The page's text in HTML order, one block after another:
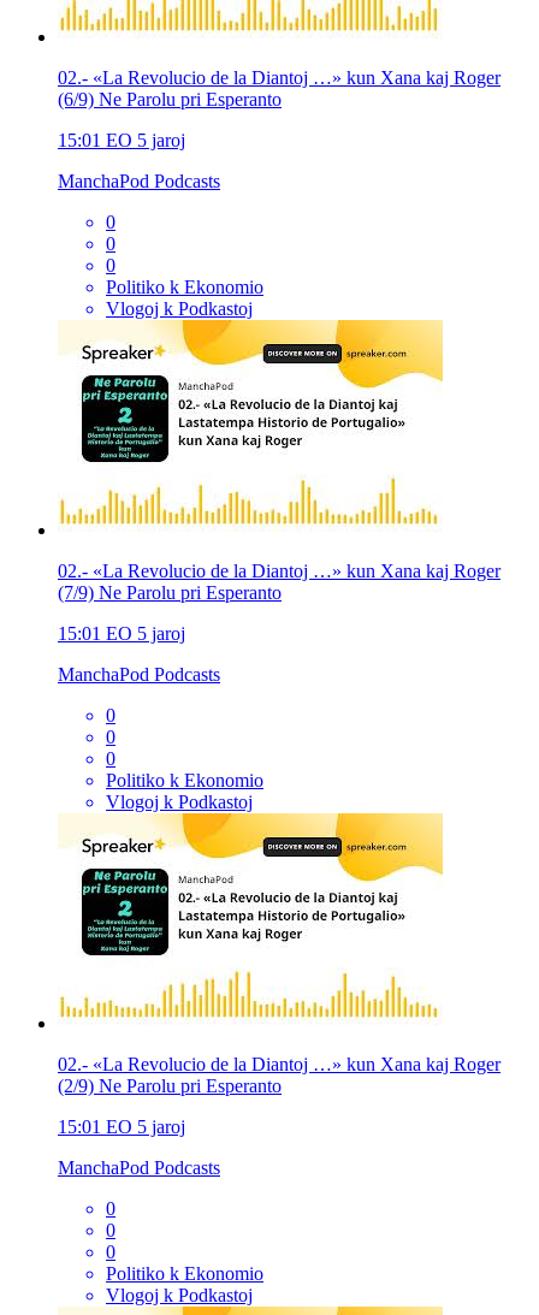
02.- «La Revolucio de la Diantoj …» kun Xana kaj Roger
(6/9) Ne Parolu pri Esperanto
15:01 EO 5 jaroj
ManchaPod Podcasts
0
0
0
Politiko k Ekonomio
Vlogoj k Podkastoj
02.- «La Revolucio de la Diantoj …» kun Xana kaj Roger
(7/9) Ne Parolu pri Esperanto
15:01 EO 5 jaroj
ManchaPod Podcasts
0
0
0
Politiko k Ekonomio
Vlogoj k Podkastoj
02.- «La Revolucio de la Diantoj …» kun Xana kaj Roger
(2/9) Ne Parolu pri Esperanto
15:01 EO 5 jaroj
ManchaPod Podcasts
0
0
0
Politiko k Ekonomio
Vlogoj k Podkastoj